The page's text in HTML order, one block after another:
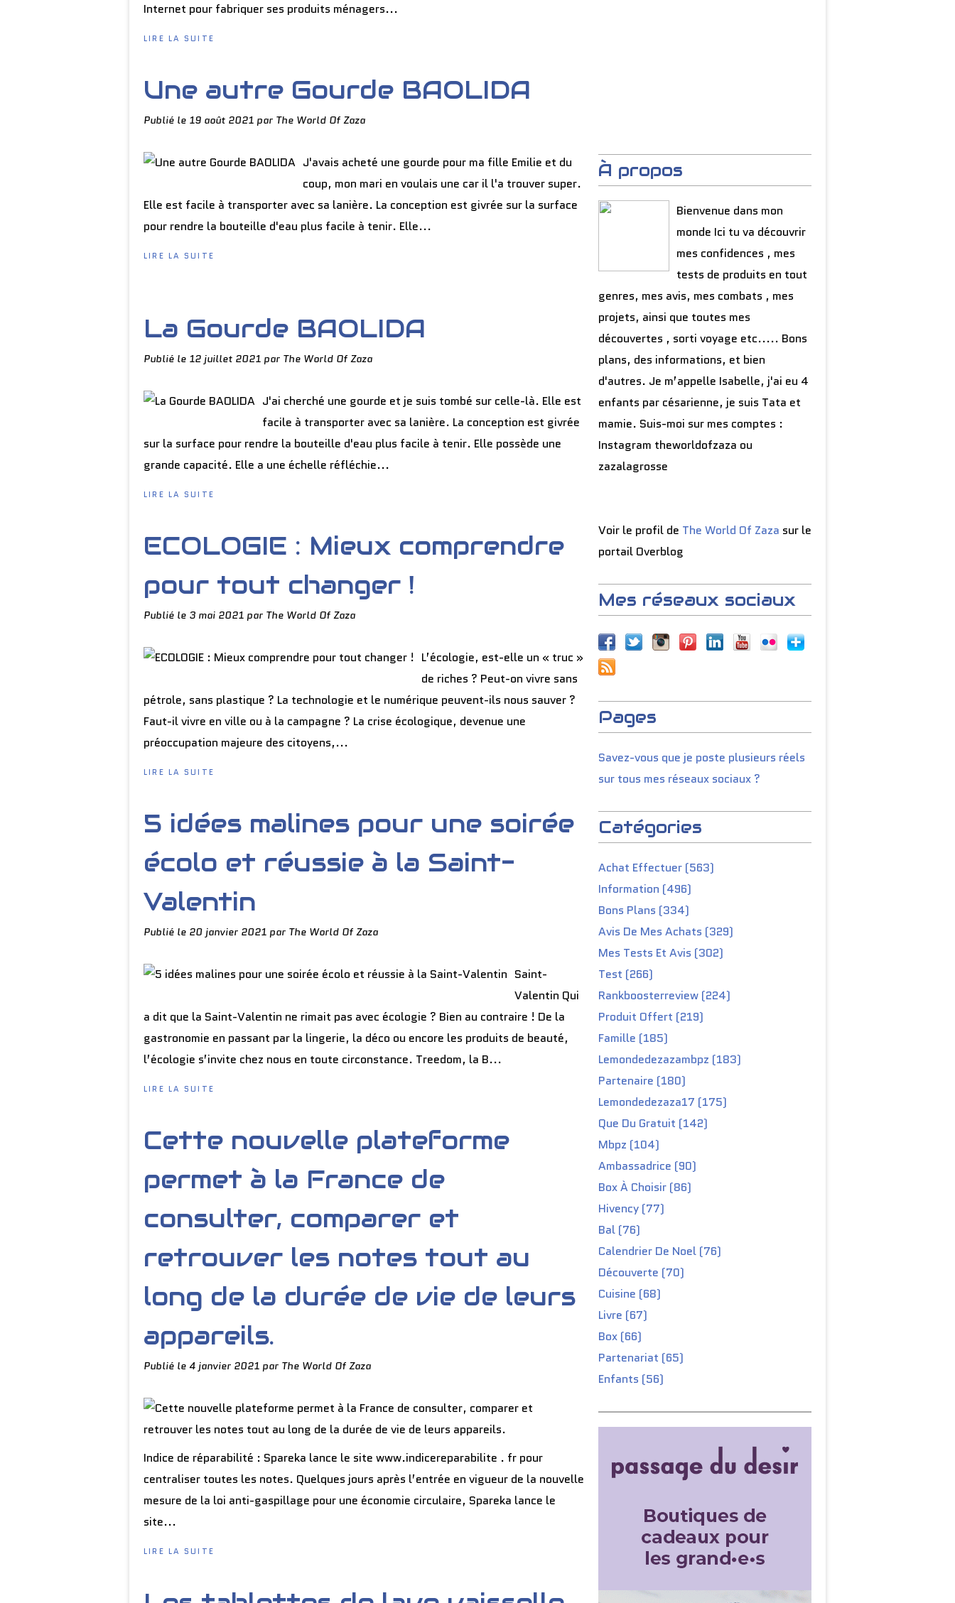
Internet pour fabriquer ses produits ménagers...
LIRE LA SUITE
Une autre Gourde BAOLIDA
Publié le 19 août 2021 par The World Of Zaza
J'avais acheté une gourde pour ma fille Emilie et du
coup, mon mari en voulais une car il l'a trouver super.
Elle est facile à transporter avec sa lanière. La conception est givrée sur la surface
pour rendre la bouteille d'eau plus facile à tenir. Elle...
LIRE LA SUITE
La Gourde BAOLIDA
Publié le 12 juillet 2021 par The World Of Zaza
J'ai cherché une gourde et je suis tombé sur celle-là. Elle est
facile à transporter avec sa lanière. La conception est givrée
sur la surface pour rendre la bouteille d'eau plus facile à tenir. Elle possède une
grande capacité. Elle a une échelle réfléchie...
LIRE LA SUITE
ECOLOGIE : Mieux comprendre
pour tout changer !
Publié le 3 mai 2021 par The World Of Zaza
L’écologie, est-elle un « truc »
de riches ? Peut-on vivre sans
pétrole, sans plastique ? La technologie et le numérique peuvent-ils nous sauver ?
Faut-il vivre en ville ou à la campagne ? La crise écologique, devenue une
préoccupation majeure des citoyens,...
LIRE LA SUITE
5 idées malines pour une soirée
écolo et réussie à la Saint-
Valentin
Publié le 20 janvier 2021 par The World Of Zaza
Saint-
Valentin Qui
a dit que la Saint-Valentin ne rimait pas avec écologie ? Bien au contraire ! De la
gastronomie en passant par la lingerie, la déco ou encore les produits de beauté,
l’écologie s’invite chez nous en toute circonstance. Treedom, la B...
LIRE LA SUITE
Cette nouvelle plateforme
permet à la France de
consulter, comparer et
retrouver les notes tout au
long de la durée de vie de leurs
appareils.
Publié le 4 janvier 2021 par The World Of Zaza
Indice de réparabilité : Spareka lance le site www.indicereparabilite . fr pour
centraliser toutes les notes. Quelques jours après l’entrée en vigueur de la nouvelle
mesure de la loi anti-gaspillage pour une économie circulaire, Spareka lance le
site...
LIRE LA SUITE
À propos
Bienvenue dans mon
monde Ici tu va découvrir
mes confidences , mes
tests de produits en tout
genres, mes avis, mes combats , mes
projets, ainsi que toutes mes
découvertes , sorti voyage etc..... Bons
plans, des informations, et bien
d'autres. Je m’appelle Isabelle, j'ai eu 4
enfants par césarienne, je suis Tata et
mamie. Suis-moi sur mes comptes :
Instagram theworldofzaza ou
zazalagrosse
Voir le profil de The World Of Zaza sur le
portail Overblog
Mes réseaux sociaux
Pages
Savez-vous que je poste plusieurs réels
sur tous mes réseaux sociaux ?
Catégories
Achat Effectuer (563)
Information (496)
Bons Plans (334)
Avis De Mes Achats (329)
Mes Tests Et Avis (302)
Test (266)
Rankboosterreview (224)
Produit Offert (219)
Famille (185)
Lemondedezazambpz (183)
Partenaire (180)
Lemondedezaza17 (175)
Que Du Gratuit (142)
Mbpz (104)
Ambassadrice (90)
Box À Choisir (86)
Hivency (77)
Bal (76)
Calendrier De Noel (76)
Découverte (70)
Cuisine (68)
Livre (67)
Box (66)
Partenariat (65)
Enfants (56)